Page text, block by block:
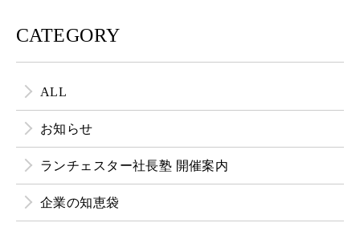
CATEGORY
ALL
お知らせ
ランチェスター社長塾 開催案内
企業の知恵袋